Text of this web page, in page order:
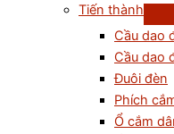
Tiến thành
Cầu dao
Cầu dao
Đuôi đèn
Phích
Ổ cắm